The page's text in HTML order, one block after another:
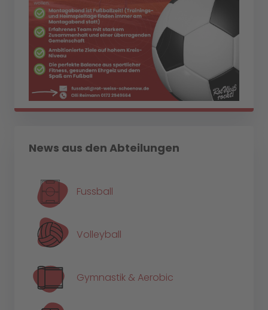
News aus den Abteilungen
Fussball
Volleyball
Gymnastik & Aerobic